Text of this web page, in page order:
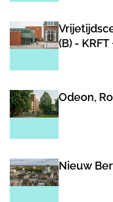
(B) -
Odeon,
Nieuw